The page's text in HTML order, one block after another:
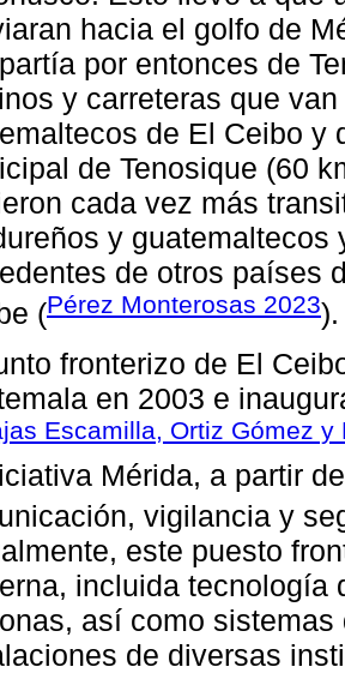
hacia el golfo de
por entonces de
y carreteras que
de El Ceibo y
de Tenosique (60
cada vez más
y guatemaltecos
de otros países
(Pérez Monterosas 2023).
fronterizo de El
en 2003 e
Escamilla, Ortiz Gómez y
Mérida, a partir
vigilancia y
este puesto
incluida tecnología
así como
de diversas